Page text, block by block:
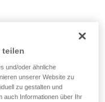
Element
und
teilen
und/oder ähnliche
unserer Website zu
zu gestalten und
auch Informationen über Ihr